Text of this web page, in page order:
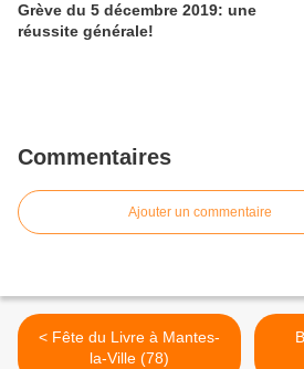
Grève du 5 décembre 2019: une
réussite générale!
Commentaires
Ajouter un commentaire
< Fête du Livre à Mantes-
la-Ville (78)